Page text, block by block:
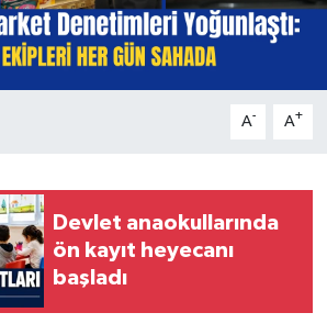
A- A+
Devlet anaokullarında
ön kayıt heyecanı
başladı